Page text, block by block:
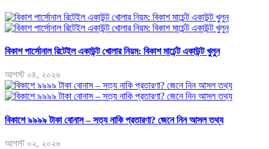
বিকাশ পার্সোনাল রিটেইল একাউন্ট খোলার নিয়ম: বিকাশ মার্চেন্ট একাউন্ট খুলুন
আগস্ট ০৪, ২০২৬
বিকাশে ৯৯৯৯ টাকা বোনাস – সত্য নাকি প্রতারণা? জেনে নিন আসল তথ্য
আগস্ট ০২, ২০২৬